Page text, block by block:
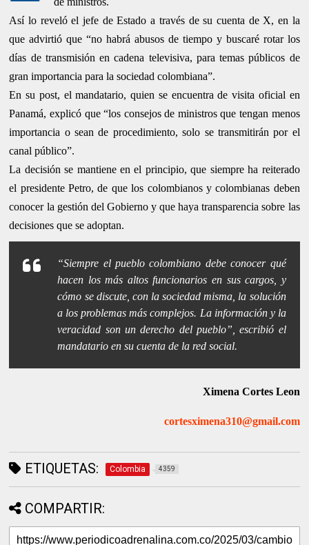
Así lo reveló el jefe de Estado a través de su cuenta de X​, en la
que advirtió que “no habrá abusos de tiempo y buscaré rotar los
días de transmisión en cadena televisiva, para temas públicos de
gran importancia para la sociedad colombiana”.
En su post, el mandatario, quien se encuentra de visita oficial en
Panamá, explicó que “los consejos de ministros que tengan menos
importancia o sean de procedimiento, solo se transmitirán por el
canal público”.
La decisión se mantiene en el principio, que siempre ha reiterado
el presidente Petro, de que los colombianos y colombianas deben
conocer la gestión del Gobierno y que haya transparencia sobre las
decisiones que se adoptan.
“Siempre el pueblo colombiano debe conocer qué
hacen los más altos funcionarios en sus cargos, y
cómo se discute, con la sociedad misma, la solución
a los problemas más complejos. La información y la
veracidad son un derecho del pueblo”, escribió el
mandatario en su cuenta de la red social.
Ximena Cortes Leon
cortesximena310@gmail.com
ETIQUETAS: Colombia 4359
COMPARTIR: